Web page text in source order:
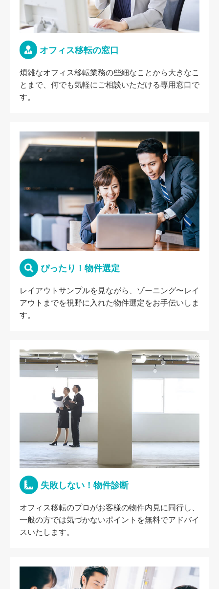
オフィス移転の窓口
煩雑なオフィス移転業務の些細なことから大きなこ
とまで、何でも気軽にご相談いただける専用窓口で
す。
ぴったり！物件選定
レイアウトサンプルを見ながら、ゾーニング〜レイ
アウトまでを視野に入れた物件選定をお手伝いしま
す。
失敗しない！物件診断
オフィス移転のプロがお客様の物件内見に同行し、
一般の方では気づかないポイントを無料でアドバイ
スいたします。